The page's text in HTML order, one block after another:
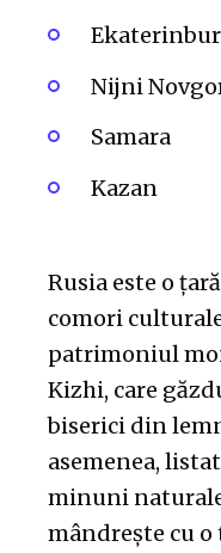
Nijni
Samara
Kazan
Rusia este o
comori
patrimoniul
Kizhi, care
biserici din
asemenea,
minuni
mândrește cu